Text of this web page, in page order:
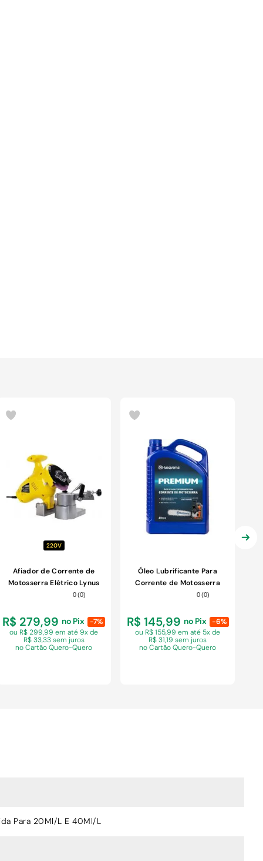
220V
Afiador de Corrente de
Motosserra Elétrico Lynus
ALC-250 250W 220V
0(0)
R$ 279,99 no Pix
-7%
ou R$ 299,99 ematé 9x de
R$ 33,33 sem juros
no Cartão Quero-Quero
Óleo Lubrificante Para
Corrente de Motosserra
Husqvarna 4L
0 (0)
R$ 145,99 no Pix
-6%
ou R$ 155,99 ematé 5x de
R$ 31,19 sem juros
no Cartão Quero-Quero
Para 20Ml/L E 40Ml/L